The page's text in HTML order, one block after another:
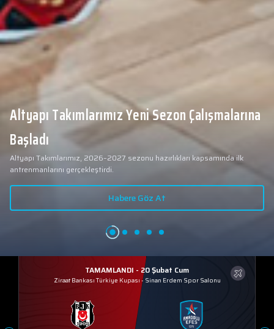
Altyapı Takımlarımız Yeni Sezon Çalışmalarına
Başladı
Altyapı Takımlarımız, 2026–2027 sezonu hazırlıkları kapsamında ilk
antrenmanlarını gerçekleştirdi.
Habere Göz At
TAMAMLANDI - 20 Şubat Cum
Ziraat Bankası Türkiye Kupası - Sinan Erdem Spor Salonu